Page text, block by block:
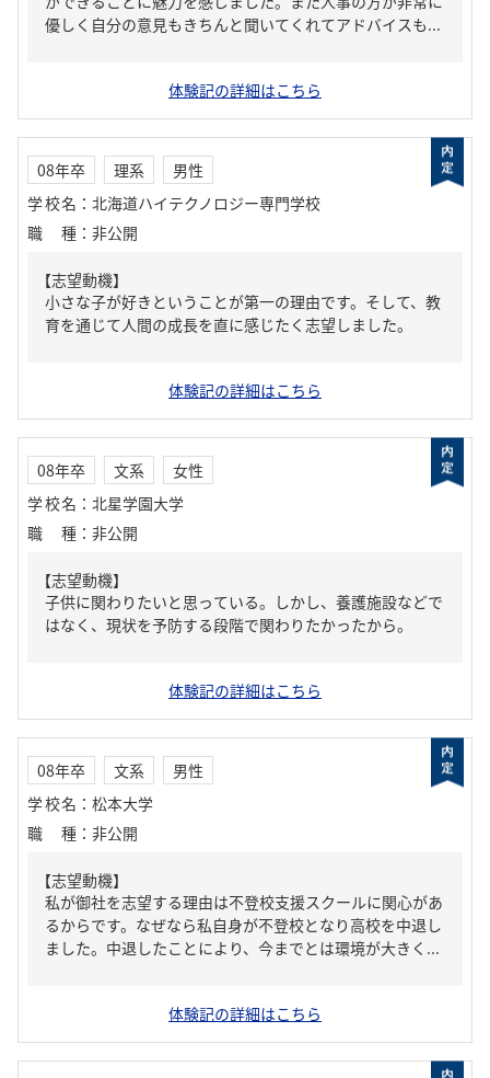
優しく自分の意見もきちんと聞いてくれてアドバイスも...
体験記の詳細はこちら
08年卒 理系
男性
学校名 ： 北海道ハイテクノロジー専門学校
職種 ： 非公開
【志望動機】
小さな子が好きということが第一の理由です。そして、教
育を通じて人間の成長を直に感じたく志望しました。
体験記の詳細はこちら
08年卒 文系
女性
学校名 ： 北星学園大学
職種 ： 非公開
【志望動機】
子供に関わりたいと思っている。しかし、養護施設などで
はなく、現状を予防する段階で関わりたかったから。
体験記の詳細はこちら
08年卒 文系
男性
学校名 ： 松本大学
職種 ： 非公開
【志望動機】
私が御社を志望する理由は不登校支援スクールに関心があ
るからです。なぜなら私自身が不登校となり高校を中退し
ました。中退したことにより、今までとは環境が大きく...
体験記の詳細はこちら